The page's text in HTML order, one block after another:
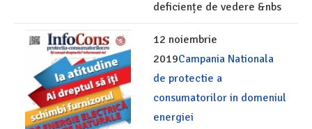
deficiențe de vedere &nbs
12 noiembrie
2019Campania Nationala
de protectie a
consumatorilor in domeniul
energiei